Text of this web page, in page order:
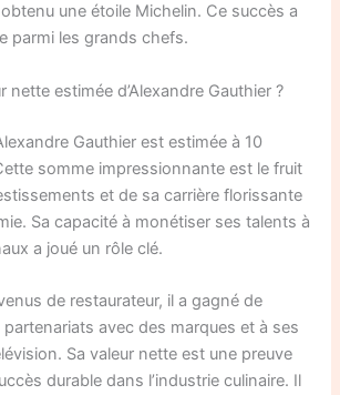
une étoile Michelin. Ce succès a
parmi les grands chefs.
nette estimée d’Alexandre Gauthier ?
Gauthier est estimée à 10
somme impressionnante est le fruit
et de sa carrière florissante
Sa capacité à monétiser ses talents à
a joué un rôle clé.
de restaurateur, il a gagné de
partenariats avec des marques et à ses
Sa valeur nette est une preuve
durable dans l’industrie culinaire. Il